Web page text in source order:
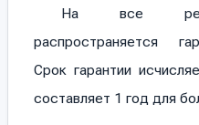
На все
распространяется
Срок гарантии
составляет 1 год для